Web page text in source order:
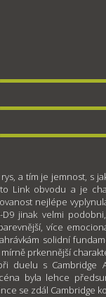
a tím je jemnost, s
Link obvodu a je
nejlépe
D9 jinak velmi
více
solidní
prkennější
duelu s Cambridge
byla lehce
se zdál Cambridge